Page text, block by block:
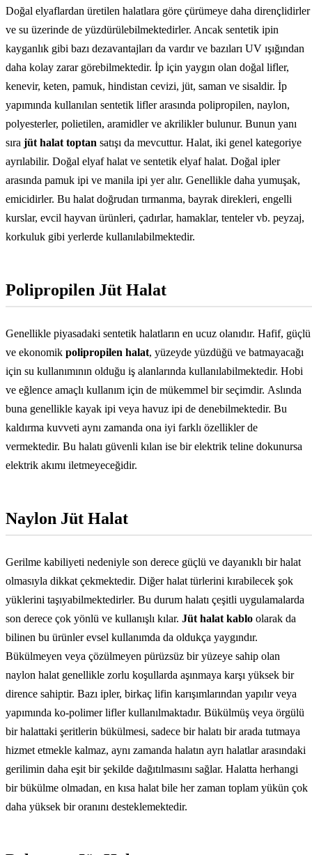
Doğal elyaflardan üretilen halatlara göre çürümeye daha dirençlidirler
ve su üzerinde de yüzdürülebilmektedirler. Ancak sentetik ipin
kayganlık gibi bazı dezavantajları da vardır ve bazıları UV ışığından
daha kolay zarar görebilmektedir. İp için yaygın olan doğal lifler,
kenevir, keten, pamuk, hindistan cevizi, jüt, saman ve sisaldir. İp
yapımında kullanılan sentetik lifler arasında polipropilen, naylon,
polyesterler, polietilen, aramidler ve akrilikler bulunur. Bunun yanı
sıra jüt halat toptan satışı da mevcuttur. Halat, iki genel kategoriye
ayrılabilir. Doğal elyaf halat ve sentetik elyaf halat. Doğal ipler
arasında pamuk ipi ve manila ipi yer alır. Genellikle daha yumuşak,
emicidirler. Bu halat doğrudan tırmanma, bayrak direkleri, engelli
kurslar, evcil hayvan ürünleri, çadırlar, hamaklar, tenteler vb. peyzaj,
korkuluk gibi yerlerde kullanılabilmektedir.
Polipropilen Jüt Halat
Genellikle piyasadaki sentetik halatların en ucuz olanıdır. Hafif, güçlü
ve ekonomik polipropilen halat, yüzeyde yüzdüğü ve batmayacağı
için su kullanımının olduğu iş alanlarında kullanılabilmektedir. Hobi
ve eğlence amaçlı kullanım için de mükemmel bir seçimdir. Aslında
buna genellikle kayak ipi veya havuz ipi de denebilmektedir. Bu
kaldırma kuvveti aynı zamanda ona iyi farklı özellikler de
vermektedir. Bu halatı güvenli kılan ise bir elektrik teline dokunursa
elektrik akımı iletmeyeceğidir.
Naylon Jüt Halat
Gerilme kabiliyeti nedeniyle son derece güçlü ve dayanıklı bir halat
olmasıyla dikkat çekmektedir. Diğer halat türlerini kırabilecek şok
yüklerini taşıyabilmektedirler. Bu durum halatı çeşitli uygulamalarda
son derece çok yönlü ve kullanışlı kılar. Jüt halat kablo olarak da
bilinen bu ürünler evsel kullanımda da oldukça yaygındır.
Bükülmeyen veya çözülmeyen pürüzsüz bir yüzeye sahip olan
naylon halat genellikle zorlu koşullarda aşınmaya karşı yüksek bir
dirence sahiptir. Bazı ipler, birkaç lifin karışımlarından yapılır veya
yapımında ko-polimer lifler kullanılmaktadır. Bükülmüş veya örgülü
bir halattaki şeritlerin bükülmesi, sadece bir halatı bir arada tutmaya
hizmet etmekle kalmaz, aynı zamanda halatın ayrı halatlar arasındaki
gerilimin daha eşit bir şekilde dağıtılmasını sağlar. Halatta herhangi
bir bükülme olmadan, en kısa halat bile her zaman toplam yükün çok
daha yüksek bir oranını desteklemektedir.